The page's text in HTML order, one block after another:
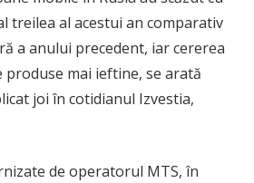
treilea al acestui an comparativ
a anului precedent, iar cererea
mai ieftine, se arată
joi în cotidianul Izvestia,
de operatorul MTS, în